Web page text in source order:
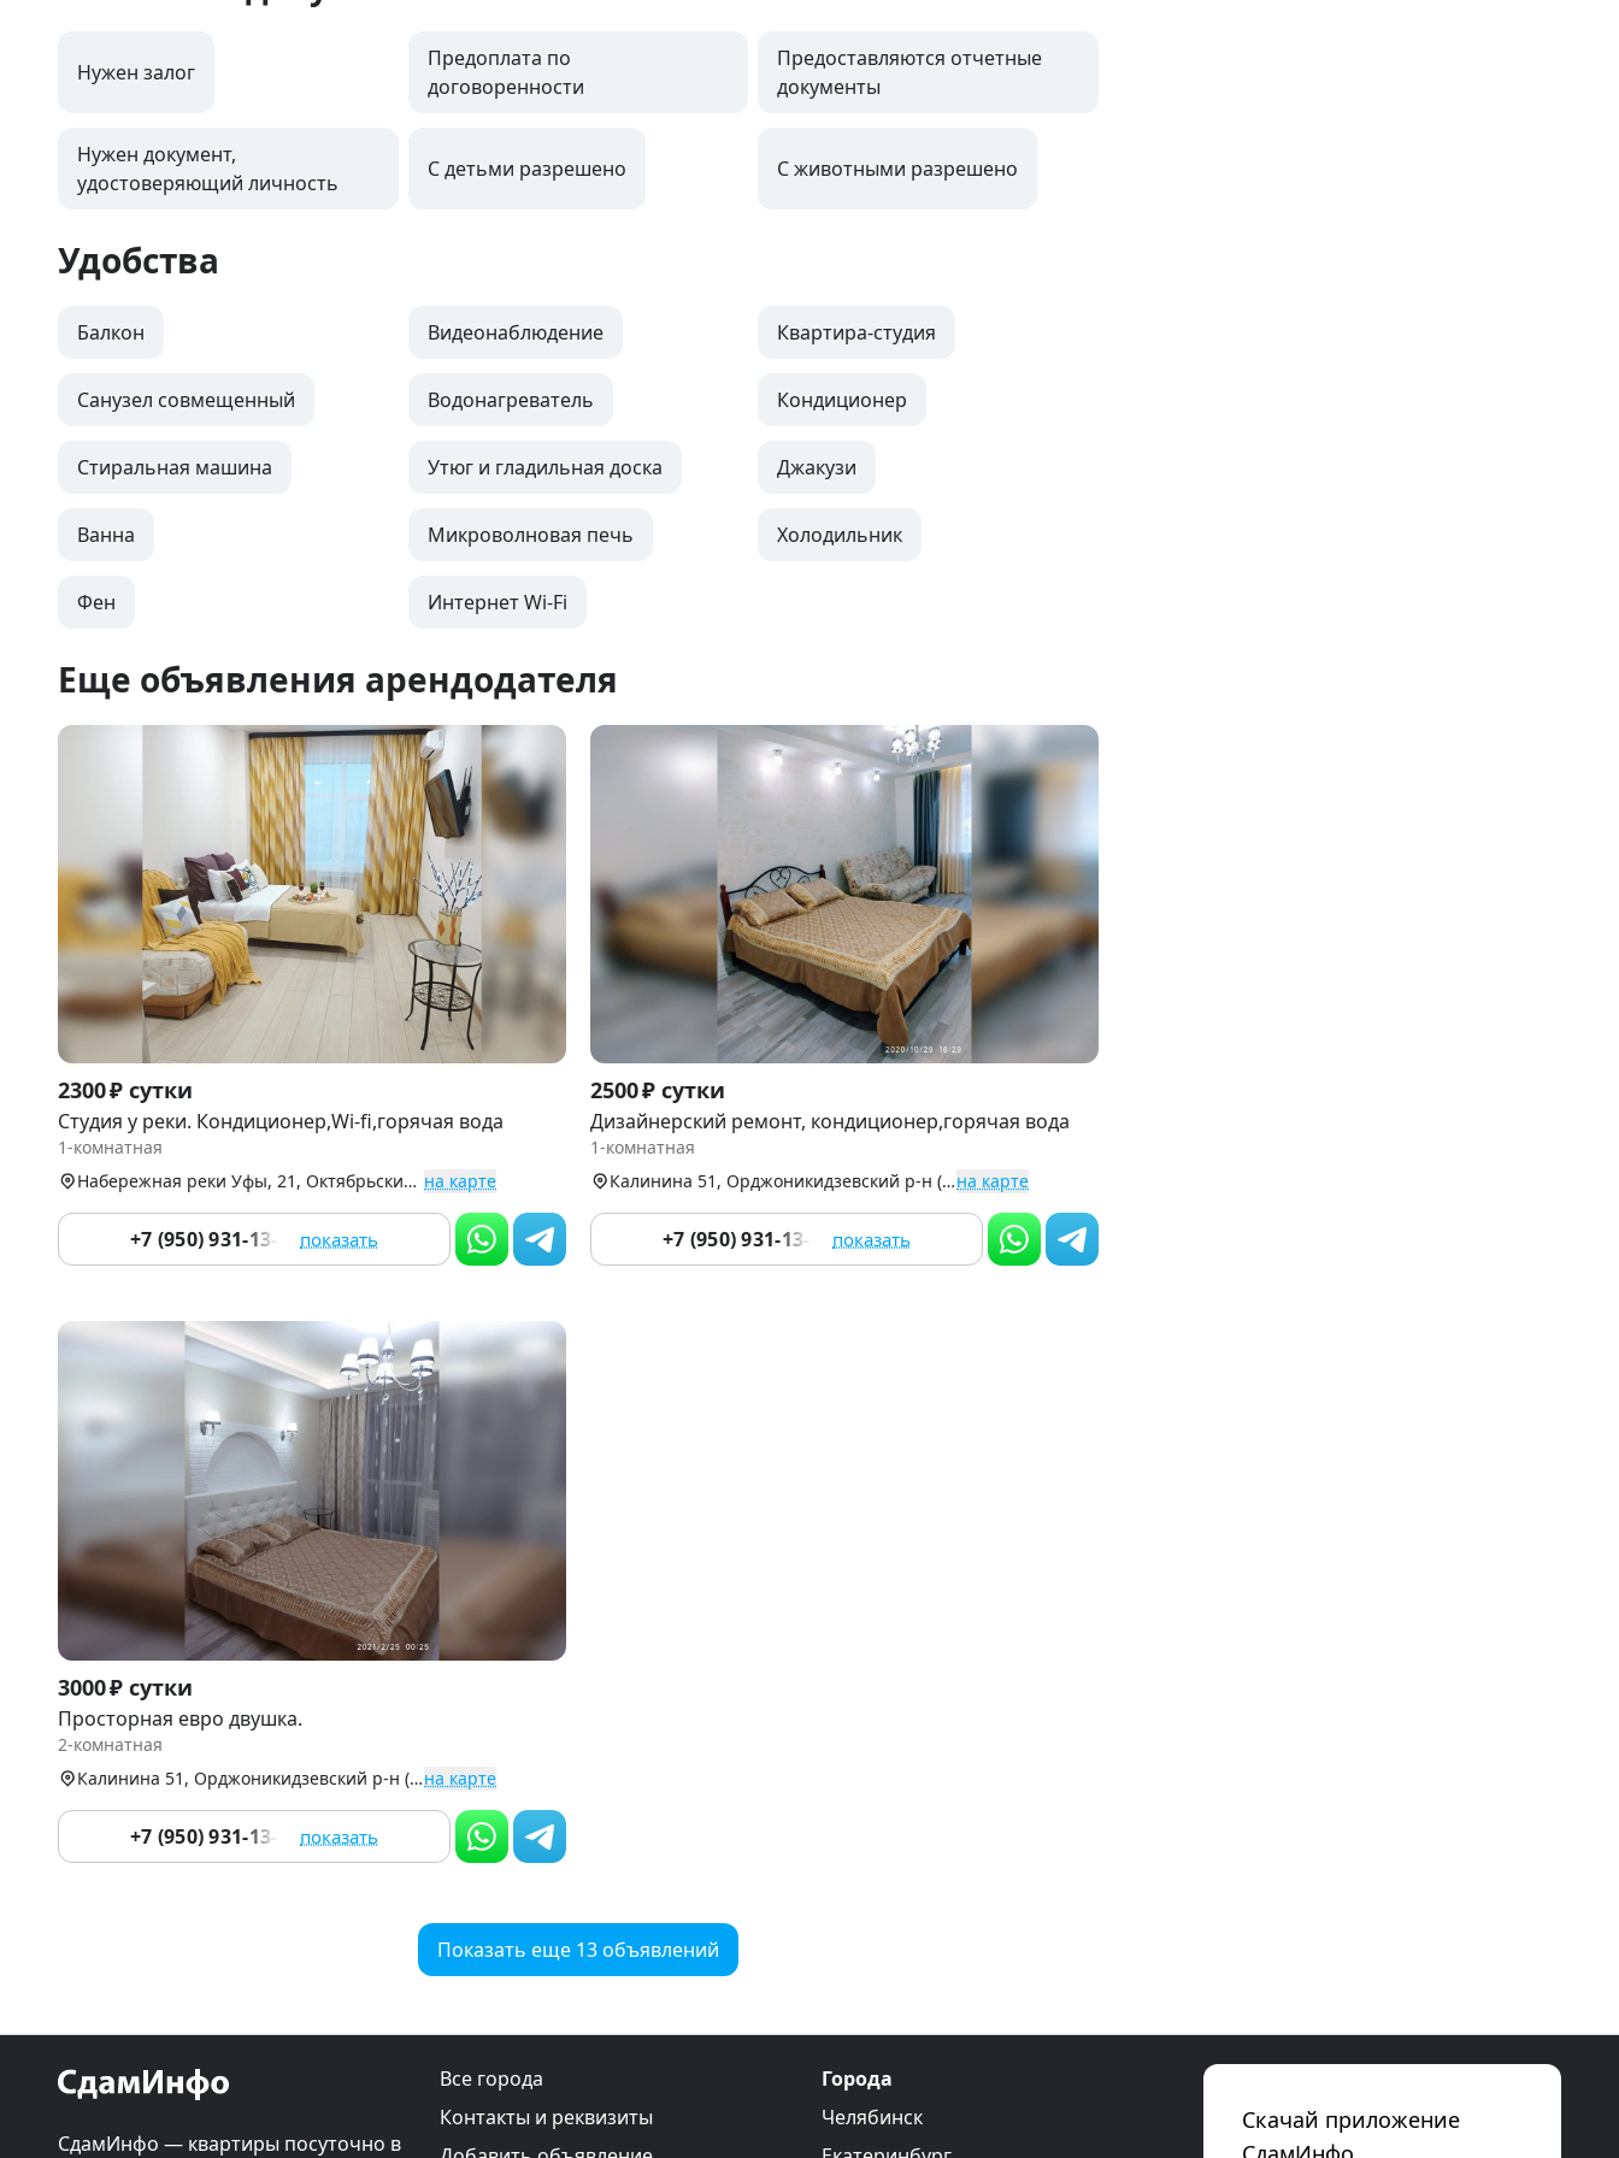
Нужен залог
Предоплата по
договоренности
Предоставляются отчетные
документы
Нужен документ,
удостоверяющий личность
С детьми разрешено С животными разрешено
Удобства
Балкон Видеонаблюдение Квартира-студия
Санузел совмещенный Водонагреватель Кондиционер
Стиральная машина Утюг и гладильная доска Джакузи
Ванна Микроволновая печь Холодильник
Фен Интернет Wi-Fi
Еще объявления арендодателя
Item
1
of
2300 ₽ сутки
Студия у реки. Кондиционер,Wi-fi,горячая вода
1-комнатная
Набережная реки Уфы, 21, Октябрьский р-н (Сипайлово) на карте
+7 (950) 931-13-00 показать
Item
1
of
2500 ₽ сутки
Дизайнерский ремонт, кондиционер,горячая вода
1-комнатная
Калинина 51, Орджоникидзевский р-н (Черниковка)на карте
+7 (950) 931-13-00 показать
Item
1
of
9
3000 ₽ сутки
Просторная евро двушка.
2-комнатная
Калинина 51, Орджоникидзевский р-н (Черниковка)на карте
+7 (950) 931-13-00 показать
Показать еще 13 объявлений
СдамИнфо — квартиры посуточно в
Все города
Контакты и реквизиты
Города
Челябинск
Скачай приложение